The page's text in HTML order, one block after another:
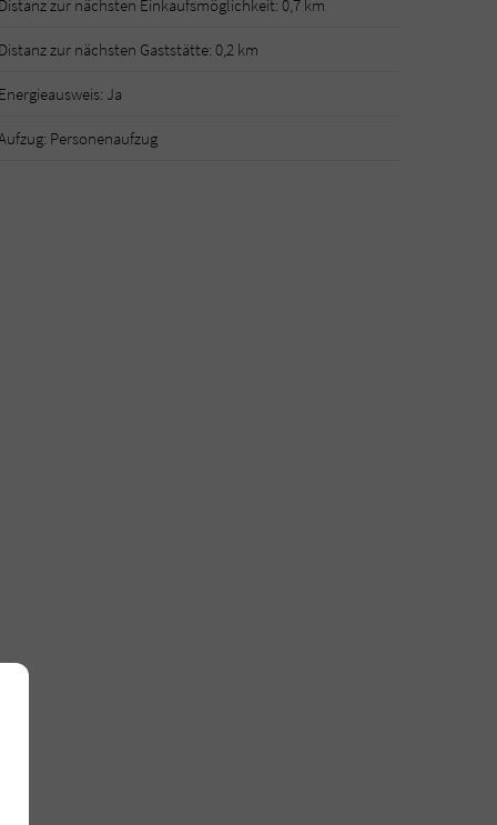
Distanz zur nächsten Einkaufsmöglichkeit: 0,7 km
Distanz zur nächsten Gaststätte: 0,2 km
Energieausweis: Ja
Personenaufzug